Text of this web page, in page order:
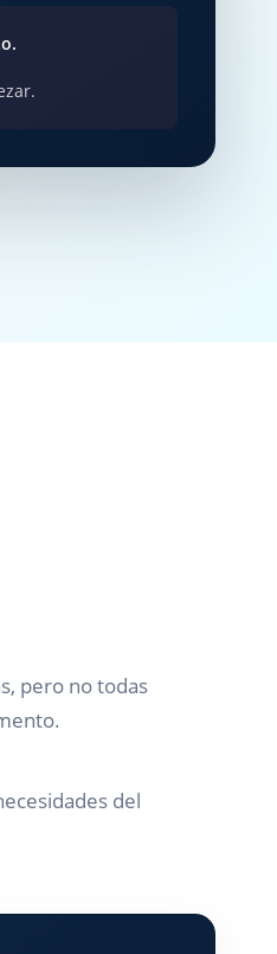
pero no todas
del